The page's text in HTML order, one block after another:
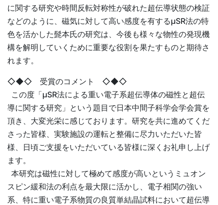
に関する研究や時間反転対称性が破れた超伝導状態の検証
などのように、磁気に対して高い感度を有するµSR法の特
色を活かした髭本氏の研究は、今後も様々な物性の発現機
構を解明していくために重要な役割を果たすものと期待さ
れます。
◇◆◇ 受賞のコメント ◇◆◇
この度「μSR法による重い電子系超伝導体の磁性と超伝
導に関する研究」という題目で日本中間子科学会学会賞を
頂き、大変光栄に感じております。研究を共に進めてくだ
さった皆様、実験施設の運転と整備に尽力いただいた皆
様、日頃ご支援をいただいている皆様に深くお礼申し上げ
ます。
本研究は磁性に対して極めて感度が高いというミュオン
スピン緩和法の利点を最大限に活かし、電子相関の強い
系、特に重い電子系物質の良質単結晶試料において超伝導